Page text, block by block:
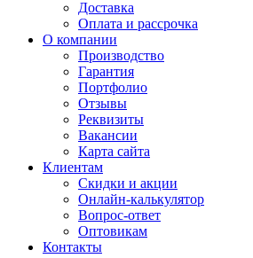
Доставка
Оплата и рассрочка
О компании
Производство
Гарантия
Портфолио
Отзывы
Реквизиты
Вакансии
Карта сайта
Клиентам
Скидки и акции
Онлайн-калькулятор
Вопрос-ответ
Оптовикам
Контакты